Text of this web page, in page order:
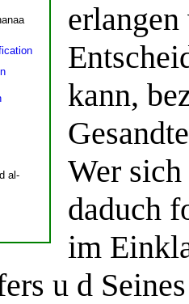
kann,
Wer
daduch
im
u d